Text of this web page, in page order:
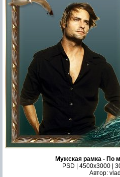
Мужская рамка - По
PSD | 4500х3000 |
Автор: